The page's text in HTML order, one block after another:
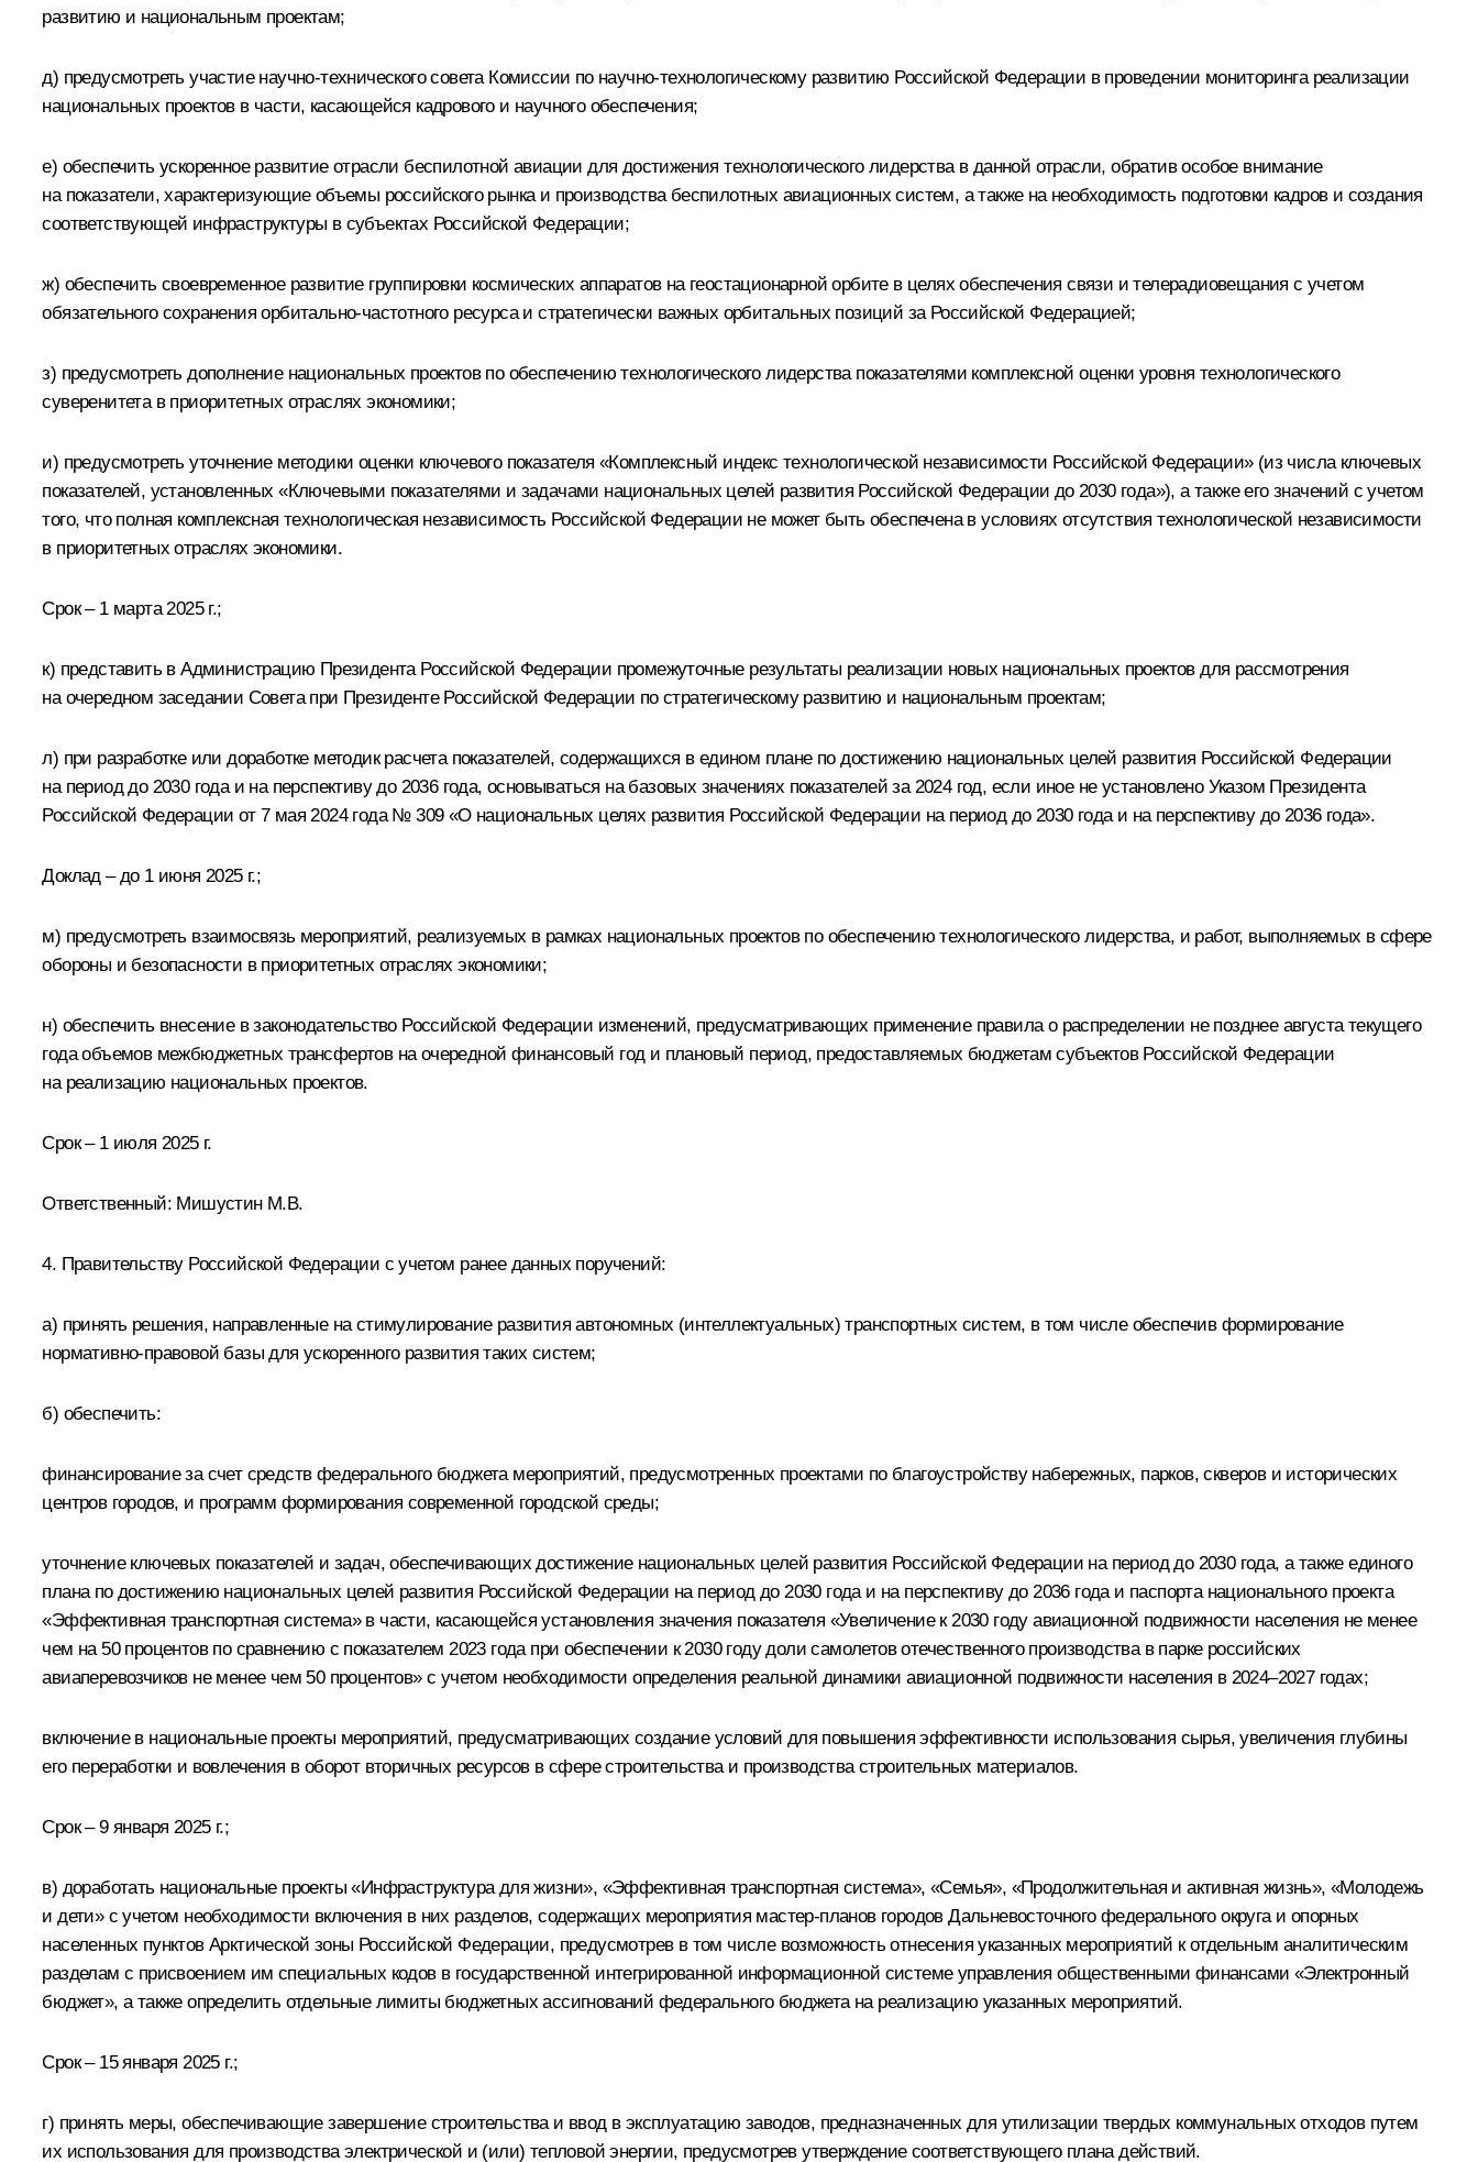
развитию и национальным проектам;
д) предусмотреть участие научно-технического совета Комиссии по научно-технологическому развитию Российской Федерации в проведении мониторинга реализации
национальных проектов в части, касающейся кадрового и научного обеспечения;
е) обеспечить ускоренное развитие отрасли беспилотной авиации для достижения технологического лидерства в данной отрасли, обратив особое внимание
на показатели, характеризующие объемы российского рынка и производства беспилотных авиационных систем, а также на необходимость подготовки кадров и создания
соответствующей инфраструктуры в субъектах Российской Федерации;
ж) обеспечить своевременное развитие группировки космических аппаратов на геостационарной орбите в целях обеспечения связи и телерадиовещания с учетом
обязательного сохранения орбитально-частотного ресурса и стратегически важных орбитальных позиций за Российской Федерацией;
з) предусмотреть дополнение национальных проектов по обеспечению технологического лидерства показателями комплексной оценки уровня технологического
суверенитета в приоритетных отраслях экономики;
и) предусмотреть уточнение методики оценки ключевого показателя «Комплексный индекс технологической независимости Российской Федерации» (из числа ключевых
показателей, установленных «Ключевыми показателями и задачами национальных целей развития Российской Федерации до 2030 года»), а также его значений с учетом
того, что полная комплексная технологическая независимость Российской Федерации не может быть обеспечена в условиях отсутствия технологической независимости
в приоритетных отраслях экономики.
Срок – 1 марта 2025 г.;
к) представить в Администрацию Президента Российской Федерации промежуточные результаты реализации новых национальных проектов для рассмотрения
на очередном заседании Совета при Президенте Российской Федерации по стратегическому развитию и национальным проектам;
л) при разработке или доработке методик расчета показателей, содержащихся в едином плане по достижению национальных целей развития Российской Федерации
на период до 2030 года и на перспективу до 2036 года, основываться на базовых значениях показателей за 2024 год, если иное не установлено Указом Президента
Российской Федерации от 7 мая 2024 года № 309 «О национальных целях развития Российской Федерации на период до 2030 года и на перспективу до 2036 года».
Доклад – до 1 июня 2025 г.;
м) предусмотреть взаимосвязь мероприятий, реализуемых в рамках национальных проектов по обеспечению технологического лидерства, и работ, выполняемых в сфере
обороны и безопасности в приоритетных отраслях экономики;
н) обеспечить внесение в законодательство Российской Федерации изменений, предусматривающих применение правила о распределении не позднее августа текущего
года объемов межбюджетных трансфертов на очередной финансовый год и плановый период, предоставляемых бюджетам субъектов Российской Федерации
на реализацию национальных проектов.
Срок – 1 июля 2025 г.
Ответственный: Мишустин М.В.
4. Правительству Российской Федерации с учетом ранее данных поручений:
а) принять решения, направленные на стимулирование развития автономных (интеллектуальных) транспортных систем, в том числе обеспечив формирование
нормативно-правовой базы для ускоренного развития таких систем;
б) обеспечить:
финансирование за счет средств федерального бюджета мероприятий, предусмотренных проектами по благоустройству набережных, парков, скверов и исторических
центров городов, и программ формирования современной городской среды;
уточнение ключевых показателей и задач, обеспечивающих достижение национальных целей развития Российской Федерации на период до 2030 года, а также единого
плана по достижению национальных целей развития Российской Федерации на период до 2030 года и на перспективу до 2036 года и паспорта национального проекта
«Эффективная транспортная система» в части, касающейся установления значения показателя «Увеличение к 2030 году авиационной подвижности населения не менее
чем на 50 процентов по сравнению с показателем 2023 года при обеспечении к 2030 году доли самолетов отечественного производства в парке российских
авиаперевозчиков не менее чем 50 процентов» с учетом необходимости определения реальной динамики авиационной подвижности населения в 2024–2027 годах;
включение в национальные проекты мероприятий, предусматривающих создание условий для повышения эффективности использования сырья, увеличения глубины
его переработки и вовлечения в оборот вторичных ресурсов в сфере строительства и производства строительных материалов.
Срок – 9 января 2025 г.;
в) доработать национальные проекты «Инфраструктура для жизни», «Эффективная транспортная система», «Семья», «Продолжительная и активная жизнь», «Молодежь
и дети» с учетом необходимости включения в них разделов, содержащих мероприятия мастер-планов городов Дальневосточного федерального округа и опорных
населенных пунктов Арктической зоны Российской Федерации, предусмотрев в том числе возможность отнесения указанных мероприятий к отдельным аналитическим
разделам с присвоением им специальных кодов в государственной интегрированной информационной системе управления общественными финансами «Электронный
бюджет», а также определить отдельные лимиты бюджетных ассигнований федерального бюджета на реализацию указанных мероприятий.
Срок – 15 января 2025 г.;
г) принять меры, обеспечивающие завершение строительства и ввод в эксплуатацию заводов, предназначенных для утилизации твердых коммунальных отходов путем
их использования для производства электрической и (или) тепловой энергии, предусмотрев утверждение соответствующего плана действий.